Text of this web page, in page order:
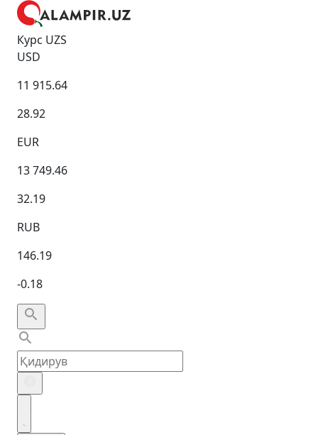
Курс UZS
USD
11 915.64
28.92
EUR
13 749.46
32.19
RUB
146.19
-0.18